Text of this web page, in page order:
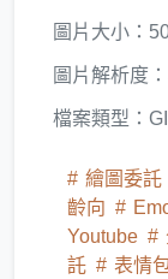
圖片大小：
圖片解析度
檔案類型：
繪圖委託
齡向
Youtube
託
表情